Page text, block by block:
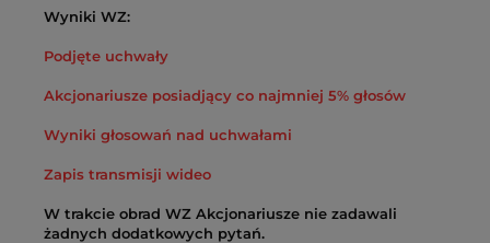
Wyniki WZ:
Podjęte uchwały
Akcjonariusze posiadjący co najmniej 5% głosów
Wyniki głosowań nad uchwałami
Zapis transmisji wideo
W trakcie obrad WZ Akcjonariusze nie zadawali
żadnych dodatkowych pytań.